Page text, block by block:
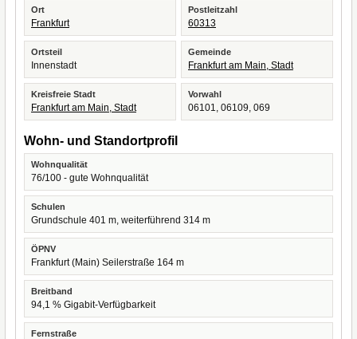
Ort
Frankfurt
Postleitzahl
60313
Ortsteil
Innenstadt
Gemeinde
Frankfurt am Main, Stadt
Kreisfreie Stadt
Frankfurt am Main, Stadt
Vorwahl
06101, 06109, 069
Wohn- und Standortprofil
Wohnqualität
76/100 - gute Wohnqualität
Schulen
Grundschule 401 m, weiterführend 314 m
ÖPNV
Frankfurt (Main) Seilerstraße 164 m
Breitband
94,1 % Gigabit-Verfügbarkeit
Fernstraße